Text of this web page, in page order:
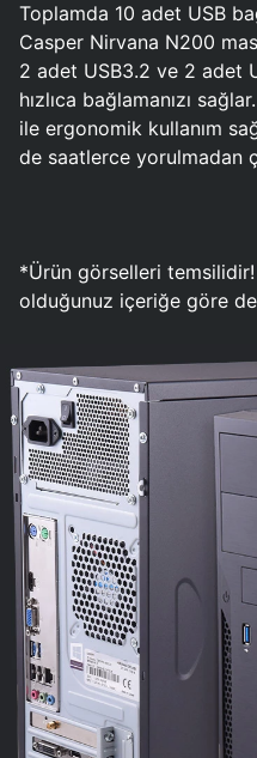
Toplamda 10 adet USB
Casper Nirvana N200
2 adet USB3.2 ve 2 adet
hızlıca bağlamanızı
ile ergonomik kullanım
de saatlerce yorulmadan
*Ürün görselleri temsilidir!
olduğunuz içeriğe göre